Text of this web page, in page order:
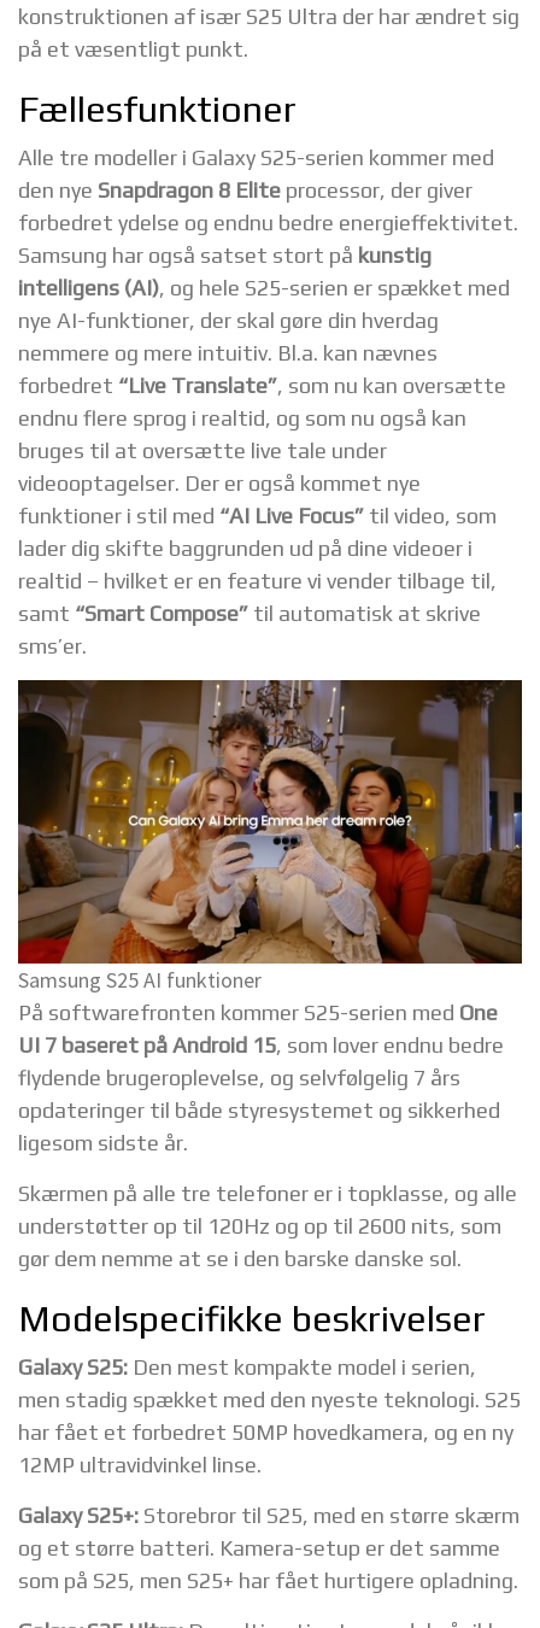
konstruktionen af især S25 Ultra der har ændret sig
på et væsentligt punkt.
Fællesfunktioner
Alle tre modeller i Galaxy S25-serien kommer med
den nye Snapdragon 8 Elite processor, der giver
forbedret ydelse og endnu bedre energieffektivitet.
Samsung har også satset stort på kunstig
intelligens (AI), og hele S25-serien er spækket med
nye AI-funktioner, der skal gøre din hverdag
nemmere og mere intuitiv. Bl.a. kan nævnes
forbedret “Live Translate”, som nu kan oversætte
endnu flere sprog i realtid, og som nu også kan
bruges til at oversætte live tale under
videooptagelser. Der er også kommet nye
funktioner i stil med “AI Live Focus” til video, som
lader dig skifte baggrunden ud på dine videoer i
realtid – hvilket er en feature vi vender tilbage til,
samt “Smart Compose” til automatisk at skrive
sms’er.
Samsung S25 AI funktioner
På softwarefronten kommer S25-serien med One
UI 7 baseret på Android 15, som lover endnu bedre
flydende brugeroplevelse, og selvfølgelig 7 års
opdateringer til både styresystemet og sikkerhed
ligesom sidste år.
Skærmen på alle tre telefoner er i topklasse, og alle
understøtter op til 120Hz og op til 2600 nits, som
gør dem nemme at se i den barske danske sol.
Modelspecifikke beskrivelser
Galaxy S25: Den mest kompakte model i serien,
men stadig spækket med den nyeste teknologi. S25
har fået et forbedret 50MP hovedkamera, og en ny
12MP ultravidvinkel linse.
Galaxy S25+: Storebror til S25, med en større skærm
og et større batteri. Kamera-setup er det samme
som på S25, men S25+ har fået hurtigere opladning.